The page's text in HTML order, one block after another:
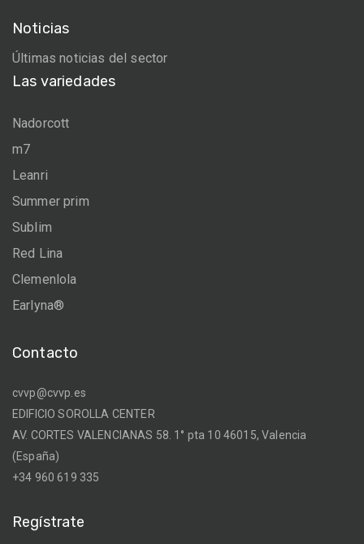
Noticias
Últimas noticias del sector
Las variedades
Nadorcott
m7
Leanri
Summer prim
Sublim
Red Lina
Clemenlola
Earlyna®
Contacto
cvvp@cvvp.es
EDIFICIO SOROLLA CENTER
AV. CORTES VALENCIANAS 58. 1° pta 10 46015, Valencia
(España)
+34 960 619 335
Regístrate